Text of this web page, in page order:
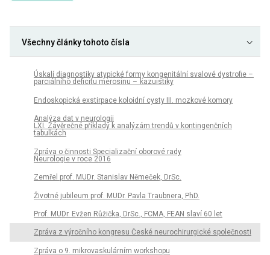
Všechny články tohoto čísla
Úskalí diagnostiky atypické formy kongenitální svalové dystrofie –
parciálního deficitu merosinu – kazuistiky
Endoskopická exstirpace koloidní cysty III. mozkové komory
Analýza dat v neurologii
LXI. Závěrečné příklady k analýzám trendů v kontingenčních
tabulkách
Zpráva o činnosti Specializační oborové rady
Neurologie v roce 2016
Zemřel prof. MUDr. Stanislav Němeček, DrSc.
Životné jubileum prof. MUDr. Pavla Traubnera, PhD.
Prof. MUDr. Evžen Růžička, DrSc., FCMA, FEAN slaví 60 let
Zpráva z výročního kongresu České neurochirurgické společnosti
Zpráva o 9. mikrovaskulárním workshopu